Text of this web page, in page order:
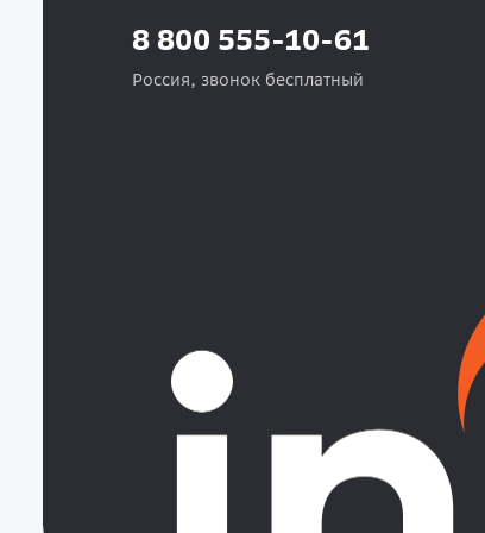
8 800 555-10-61
Россия, звонок бесплатный